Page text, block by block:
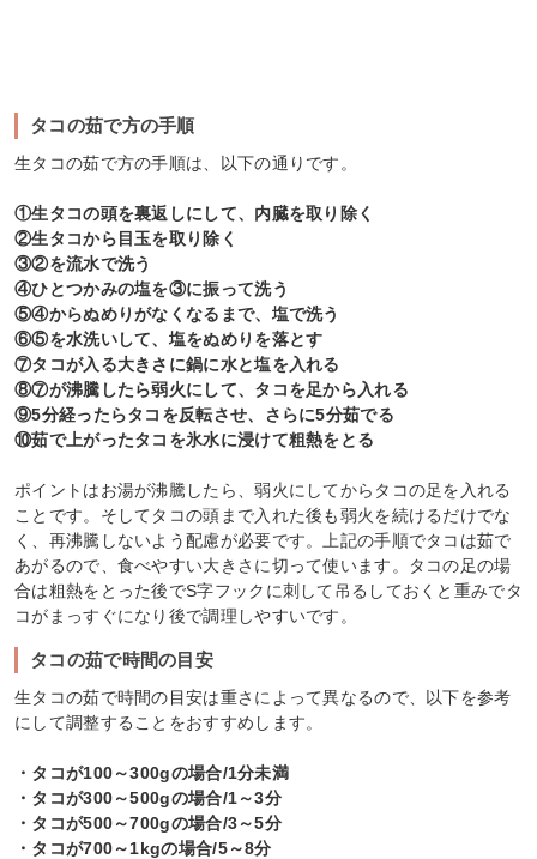
タコの茹で方の手順
生タコの茹で方の手順は、以下の通りです。
①生タコの頭を裏返しにして、内臓を取り除く
②生タコから目玉を取り除く
③②を流水で洗う
④ひとつかみの塩を③に振って洗う
⑤④からぬめりがなくなるまで、塩で洗う
⑥⑤を水洗いして、塩をぬめりを落とす
⑦タコが入る大きさに鍋に水と塩を入れる
⑧⑦が沸騰したら弱火にして、タコを足から入れる
⑨5分経ったらタコを反転させ、さらに5分茹でる
⑩茹で上がったタコを氷水に浸けて粗熱をとる
ポイントはお湯が沸騰したら、弱火にしてからタコの足を入れる
ことです。そしてタコの頭まで入れた後も弱火を続けるだけでな
く、再沸騰しないよう配慮が必要です。上記の手順でタコは茹で
あがるので、食べやすい大きさに切って使います。タコの足の場
合は粗熱をとった後でS字フックに刺して吊るしておくと重みでタ
コがまっすぐになり後で調理しやすいです。
タコの茹で時間の目安
生タコの茹で時間の目安は重さによって異なるので、以下を参考
にして調整することをおすすめします。
・タコが100～300gの場合/1分未満
・タコが300～500gの場合/1～3分
・タコが500～700gの場合/3～5分
・タコが700～1kgの場合/5～8分